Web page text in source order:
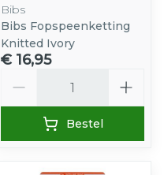
Bibs
Bibs Fopspeenketting
Knitted Ivory
€ 16,95
Bestel